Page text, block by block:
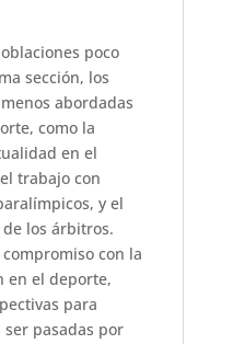
poco
sección, los
abordadas
como la
en el
trabajo con
y el
los árbitros.
con la
en el deporte,
para
pasadas por